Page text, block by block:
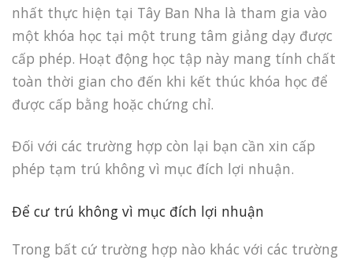
nhất thực hiện tại Tây Ban Nha là tham gia vào
một khóa học tại một trung tâm giảng dạy được
cấp phép. Hoạt động học tập này mang tính chất
toàn thời gian cho đến khi kết thúc khóa học để
được cấp bằng hoặc chứng chỉ.
Đối với các trường hợp còn lại bạn cần xin cấp
phép tạm trú không vì mục đích lợi nhuận.
Để cư trú không vì mục đích lợi nhuận
Trong bất cứ trường hợp nào khác với các trường